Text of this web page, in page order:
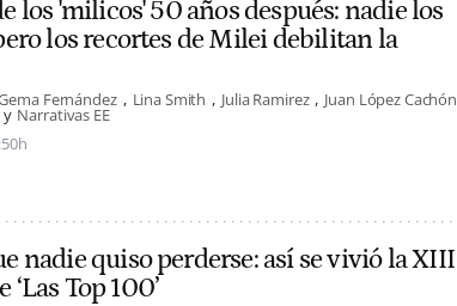
los 'milicos' 50 años después: nadie los
los recortes de Milei debilitan la
Fernández Lina Smith Julia Ramirez Juan López Cachón
Narrativas EE
nadie quiso perderse: así se vivió la XIII
Top 100’